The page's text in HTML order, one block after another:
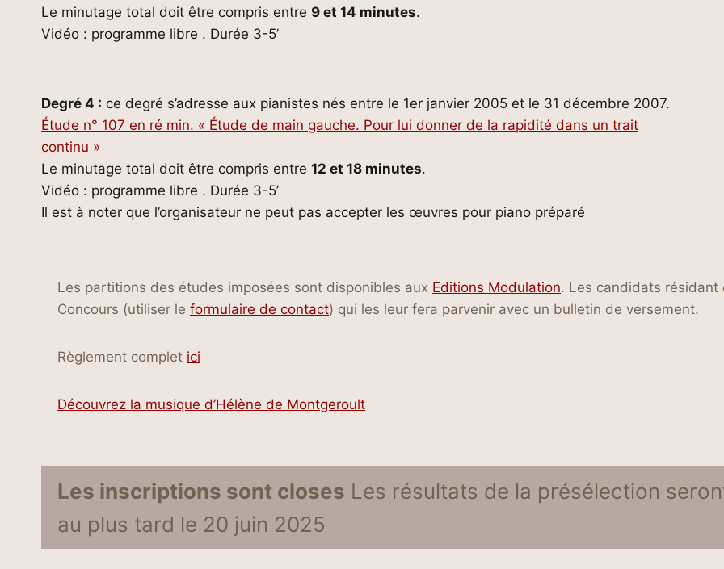
Le minutage total doit être compris entre 9 et 14 minutes.
Vidéo : programme libre . Durée 3-5’
Degré 4 : ce degré s’adresse aux pianistes nés entre le 1er janvier 2005 et le 31 décembre 2007.
Étude n° 107 en ré min. « Étude de main gauche. Pour lui donner de la rapidité dans un trait
continu »
Le minutage total doit être compris entre 12 et 18 minutes.
Vidéo : programme libre . Durée 3-5’
Il est à noter que l’organisateur ne peut pas accepter les œuvres pour piano préparé
Les partitions des études imposées sont disponibles aux Editions Modulation. Les candidats résidant
Concours (utiliser le formulaire de contact) qui les leur fera parvenir avec un bulletin de versement.
Règlement complet ici
Découvrez la musique d’Hélène de Montgeroult
Les inscriptions sont closes Les résultats de la présélection
au plus tard le 20 juin 2025